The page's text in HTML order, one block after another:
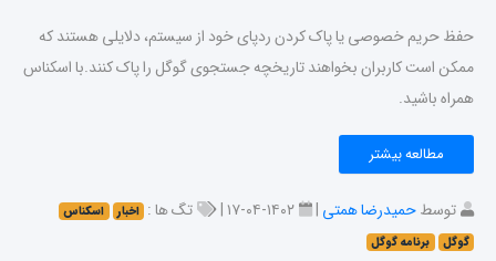
حفظ حریم خصوصی یا پاک کردن ردپای خود از سیستم، دلایلی هستند که
ممکن است کاربران بخواهند تاریخچه جستجوی گوگل را پاک کنند.با اسکناس
همراه باشید.
مطالعه بیشتر
توسطحمیدرضا همتی | ۱۴۰۲-۰۴-۱۷ | تگ ها : اخبار
اسکناس
گوگل
برنامه گوگل